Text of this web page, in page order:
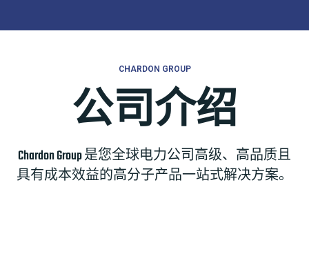
CHARDON GROUP
公司介绍
Chardon Group 是您全球电力公司高级、高品质且
具有成本效益的高分子产品一站式解决方案。